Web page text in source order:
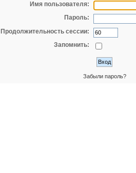
Имя пользователя:
Пароль:
Продолжительность сессии:
Запомнить:
Забыли пароль?